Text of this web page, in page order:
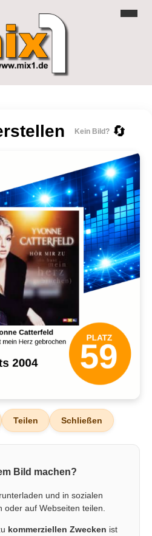
Kein Bild? 🔄
Teilen Schließen
Bild machen?
und in sozialen
auf Webseiten teilen.
kommerziellen Zwecken ist